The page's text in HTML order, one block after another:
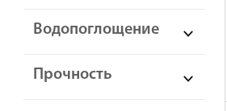
Водопоглощение
Прочность